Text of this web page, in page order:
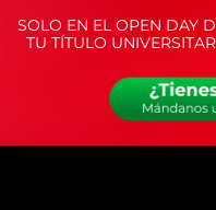
SOLO EN EL OPEN DAY
TU TÍTULO